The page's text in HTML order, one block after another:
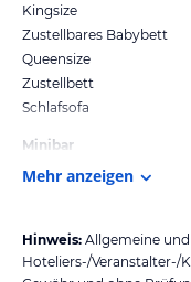
Kingsize
Zustellbares Babybett
Queensize
Zustellbett
Schlafsofa
Minibar
Mehr anzeigen
Hinweis: Allgemeine
Hoteliers-/Veranstalter-/